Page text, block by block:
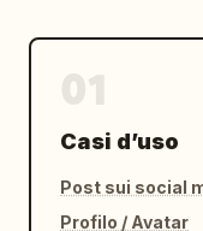
Casi d’uso
Post sui social
Profilo / Avatar